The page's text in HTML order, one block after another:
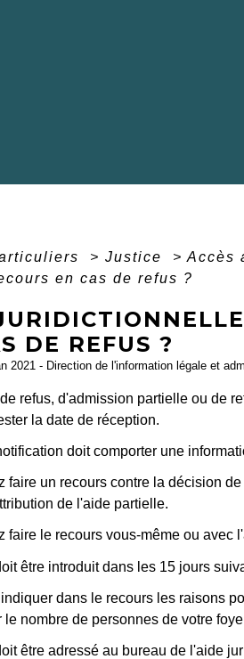
> Justice > Accès
en cas de refus ?
DE REFUS ?
2021 - Direction de l'information légale et
refus, d'admission partielle ou de
la date de réception.
doit comporter une
faire un recours contre la décision
de l'aide partielle.
faire le recours vous-même ou avec
être introduit dans les 15 jours
dans le recours les raisons
le nombre de personnes de votre
être adressé au bureau de l'aide